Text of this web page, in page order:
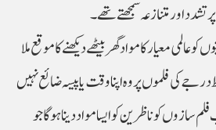
اور متنازعہ سمجھتے تھے۔
عالمی معیار کا مواد گھر بیٹھے دیکھنے کا موقع ملا
فلموں پر وہ اپنا وقت یا پیسہ ضائع نہیں
کو ناظرین کو ایسا مواد دینا ہوگا جو